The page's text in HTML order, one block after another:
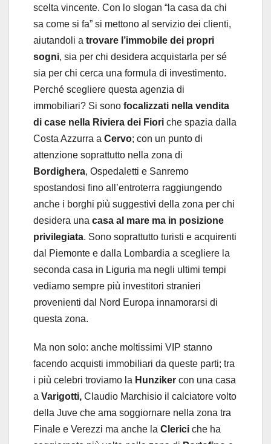
scelta vincente. Con lo slogan “la casa da chi
sa come si fa” si mettono al servizio dei clienti,
aiutandoli a trovare l’immobile dei propri
sogni, sia per chi desidera acquistarla per sé
sia per chi cerca una formula di investimento.
Perché scegliere questa agenzia di
immobiliari? Si sono focalizzati nella vendita
di case nella Riviera dei Fiori che spazia dalla
Costa Azzurra a Cervo; con un punto di
attenzione soprattutto nella zona di
Bordighera, Ospedaletti e Sanremo
spostandosi fino all’entroterra raggiungendo
anche i borghi più suggestivi della zona per chi
desidera una casa al mare ma in posizione
privilegiata. Sono soprattutto turisti e acquirenti
dal Piemonte e dalla Lombardia a scegliere la
seconda casa in Liguria ma negli ultimi tempi
vediamo sempre più investitori stranieri
provenienti dal Nord Europa innamorarsi di
questa zona.
Ma non solo: anche moltissimi VIP stanno
facendo acquisti immobiliari da queste parti; tra
i più celebri troviamo la Hunziker con una casa
a Varigotti, Claudio Marchisio il calciatore volto
della Juve che ama soggiornare nella zona tra
Finale e Verezzi ma anche la Clerici che ha